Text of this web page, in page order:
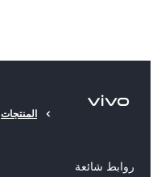
المنتجات
روابط شائعة